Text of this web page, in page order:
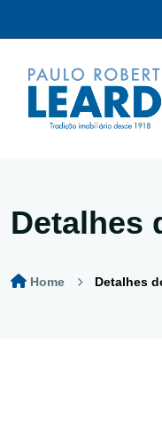
Detalhes
Home Detalhes